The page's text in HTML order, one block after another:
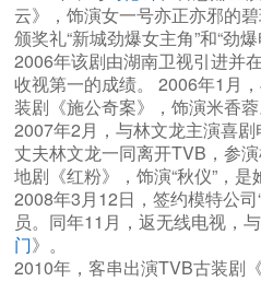
云》，饰演女一号亦正亦邪的
颁奖礼“新城劲爆女主角”和“劲爆
2006年该剧由湖南卫视引进并
收视第一的成绩。 2006年1月
装剧《施公奇案》，饰演米香蓉
2007年2月，与林文龙主演喜剧
丈夫林文龙一同离开TVB，参
地剧《红粉》，饰演“秋仪”，是
2008年3月12日，签约模特公
员。同年11月，返无线电视，与
门》。
2010年，客串出演TVB古装剧《